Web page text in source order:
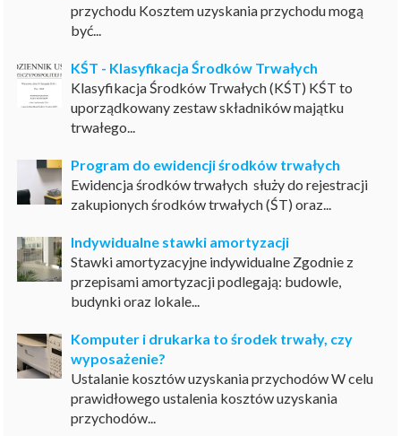
przychodu Kosztem uzyskania przychodu mogą
być...
KŚT - Klasyfikacja Środków Trwałych
Klasyfikacja Środków Trwałych (KŚT) KŚT to
uporządkowany zestaw składników majątku
trwałego...
Program do ewidencji środków trwałych
Ewidencja środków trwałych służy do rejestracji
zakupionych środków trwałych (ŚT) oraz...
Indywidualne stawki amortyzacji
Stawki amortyzacyjne indywidualne Zgodnie z
przepisami amortyzacji podlegają: budowle,
budynki oraz lokale...
Komputer i drukarka to środek trwały, czy
wyposażenie?
Ustalanie kosztów uzyskania przychodów W celu
prawidłowego ustalenia kosztów uzyskania
przychodów...